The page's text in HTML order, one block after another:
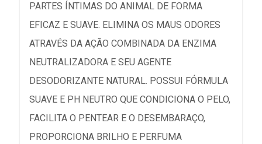
PARTES ÍNTIMAS DO ANIMAL DE FORMA
EFICAZ E SUAVE. ELIMINA OS MAUS ODORES
ATRAVÉS DA AÇÃO COMBINADA DA ENZIMA
NEUTRALIZADORA E SEU AGENTE
DESODORIZANTE NATURAL. POSSUI FÓRMULA
SUAVE E PH NEUTRO QUE CONDICIONA O PELO,
FACILITA O PENTEAR E O DESEMBARAÇO,
PROPORCIONA BRILHO E PERFUMA